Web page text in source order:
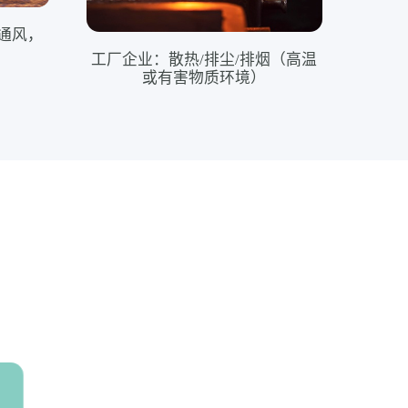
风，
工厂企业：散热/排尘/排烟（高温
或有害物质环境）